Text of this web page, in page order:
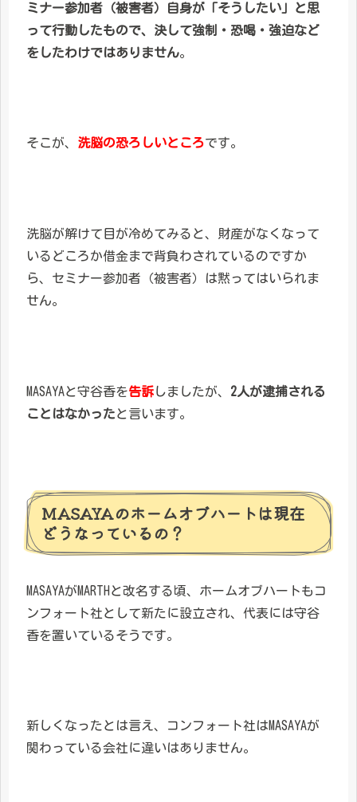
ミナー参加者（被害者）自身が「そうしたい」と思
って行動したもので、決して強制・恐喝・強迫など
をしたわけではありません。
そこが、 洗脳の恐ろしいところです。
洗脳が解けて目が冷めてみると、財産がなくなって
いるどころか借金まで背負わされているのですか
ら、セミナー参加者（被害者）は黙ってはいられま
せん。
MASAYAと守谷香を告訴しましたが、 2人が逮捕される
ことはなかったと言います。
MASAYAのホームオブハートは現在
どうなっているの？
MASAYAがMARTHと改名する頃、ホームオブハートもコ
ンフォート社として新たに設立され、代表には守谷
香を置いているそうです。
新しくなったとは言え、コンフォート社はMASAYAが
関わっている会社に違いはありません。